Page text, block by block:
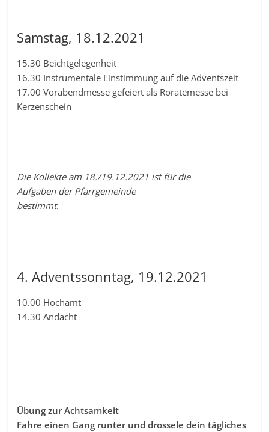
Samstag, 18.12.2021
15.30 Beichtgelegenheit
16.30 Instrumentale Einstimmung auf die Adventszeit
17.00 Vorabendmesse gefeiert als Roratemesse bei
Kerzenschein
Die Kollekte am 18./19.12.2021 ist für die
Aufgaben der Pfarrgemeinde
bestimmt.
4. Adventssonntag, 19.12.2021
10.00 Hochamt
14.30 Andacht
Übung zur Achtsamkeit
Fahre einen Gang runter und drossele dein tägliches